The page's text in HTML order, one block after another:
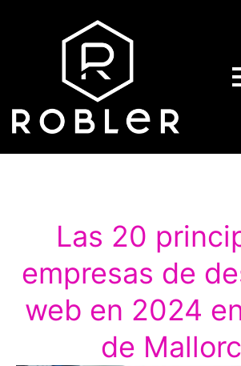
Las 20
empresas de
web en 2024
de